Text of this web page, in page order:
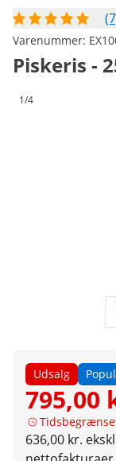
Varenummer:
Piskeris -
1/4
Udsalg
795,00
636,00 kr.